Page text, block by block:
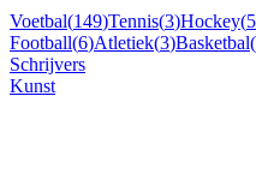
Voetbal(149)Tennis(3)Hockey(5
Football(6)Atletiek(3)Basketbal(
Schrijvers
Kunst